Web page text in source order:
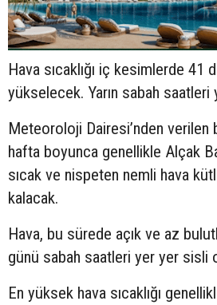
Hava sıcaklığı iç kesimlerde 41
yükselecek. Yarın sabah
Meteoroloji Dairesi’nden
hafta boyunca genellikle Alçak
sıcak ve nispeten nemli hava
kalacak.
Hava, bu sürede açık ve az
günü sabah saatleri yer yer sisli
En yüksek hava sıcaklığı